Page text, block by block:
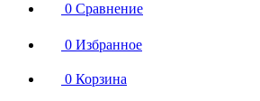
0 Сравнение
0 Избранное
0 Корзина